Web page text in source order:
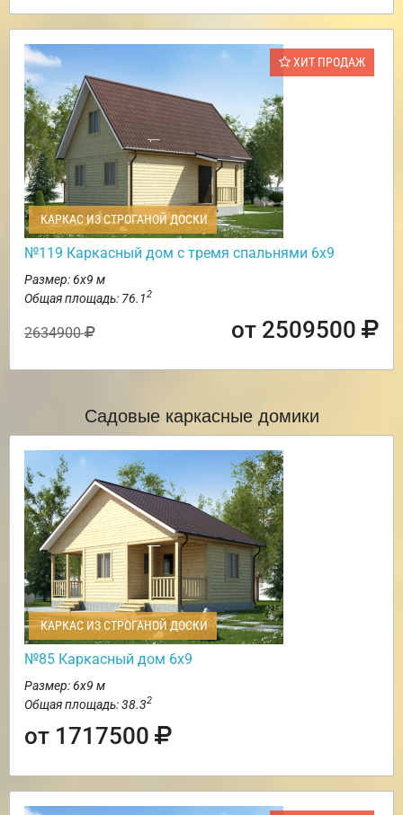
ХИТ ПРОДАЖ
КАРКАС ИЗ СТРОГАНОЙ ДОСКИ
№119 Каркасный дом с тремя спальнями 6х9
Размер: 6х9 м
Общая площадь: 76.12
2634900 от 2509500
Садовые каркасные домики
КАРКАС ИЗ СТРОГАНОЙ ДОСКИ
№85 Каркасный дом 6х9
Размер: 6х9 м
Общая площадь: 38.32
от 1717500